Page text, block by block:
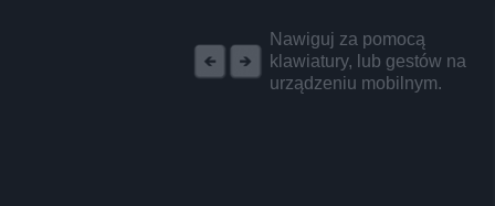
Nawiguj za pomocą
klawiatury, lub gestów na
urządzeniu mobilnym.